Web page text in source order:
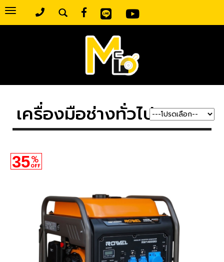
Toggle
navigation
เครื่องมือช่างทั่วไป
35%
OFF